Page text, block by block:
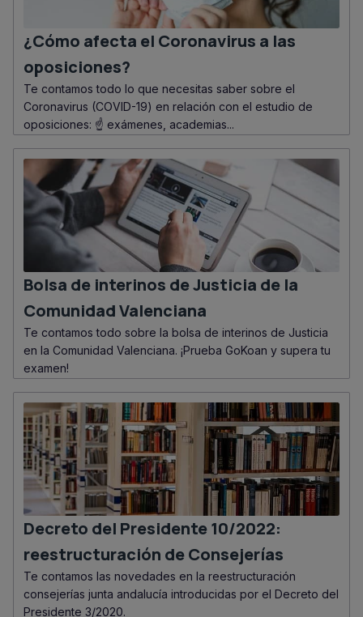
¿Cómo afecta el Coronavirus a las
oposiciones?
Te contamos todo lo que necesitas saber sobre el
Coronavirus (COVID-19) en relación con el estudio de
oposiciones: ☝️ exámenes, academias...
Bolsa de interinos de Justicia de la
Comunidad Valenciana
Te contamos todo sobre la bolsa de interinos de Justicia
en la Comunidad Valenciana. ¡Prueba GoKoan y supera tu
examen!
Decreto del Presidente 10/2022:
reestructuración de Consejerías
Te contamos las novedades en la reestructuración
consejerías junta andalucía introducidas por el Decreto del
Presidente 3/2020.